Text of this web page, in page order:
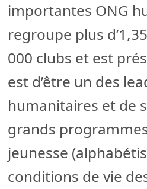
importantes ONG
regroupe plus
000 clubs et est
est d’être un des
humanitaires et de
grands
jeunesse
conditions de vie